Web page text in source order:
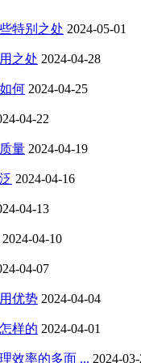
特别之处 2024-05-01
之处 2024-04-28
何 2024-04-25
04-22
量 2024-04-19
2024-04-16
04-13
2024-04-10
04-07
优势 2024-04-04
样的 2024-04-01
效率的多面 ... 2024-